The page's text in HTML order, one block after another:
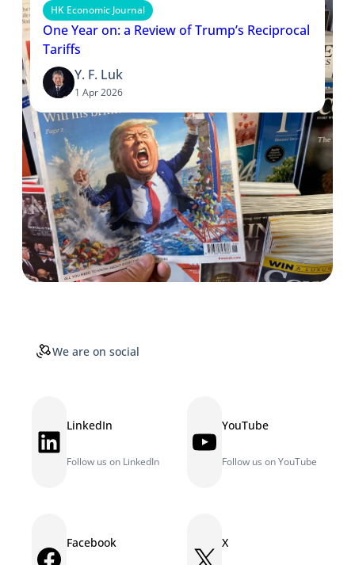
HK Economic Journal
One Year on: a Review of Trump’s Reciprocal
Tariffs
Y. F. Luk
1 Apr 2026
We are on social
LinkedIn LinkedIn
Follow us on LinkedIn
YouTube YouTube
Follow us on YouTube
Facebook X